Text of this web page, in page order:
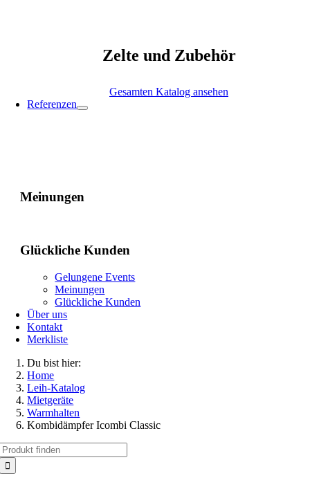
Zelte und Zubehör
Gesamten Katalog ansehen
Referenzen
Meinungen
Glückliche Kunden
Gelungene Events
Meinungen
Glückliche Kunden
Über uns
Kontakt
Merkliste
Du bist hier:
Home
Leih-Katalog
Mietgeräte
Warmhalten
Kombidämpfer Icombi Classic